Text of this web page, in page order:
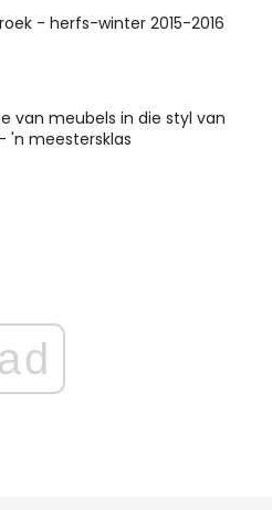
- herfs-winter 2015-2016
van meubels in die styl van
'n meestersklas
ad